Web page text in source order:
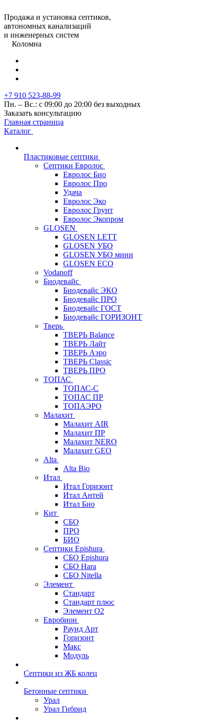
Продажа и установка септиков,
автономных канализаций
и инженерных систем
Коломна
+7 910 523-88-99
Пн. – Вс.: с 09:00 до 20:00 без выходных
Заказать консультацию
Главная страница
Каталог
Пластиковые септики
Септики Евролос
Евролос Био
Евролос Про
Удача
Евролос Эко
Евролос Грунт
Евролос Экопром
GLOSEN
GLOSEN LETT
GLOSEN УБО
GLOSEN УБО мини
GLOSEN ECO
Vodanoff
Биодевайс
Биодевайс ЭКО
Биодевайс ПРО
Биодевайс ГОСТ
Биодевайс ГОРИЗОНТ
Тверь
ТВЕРЬ Balance
ТВЕРЬ Лайт
ТВЕРЬ Аэро
ТВЕРЬ Classic
ТВЕРЬ ПРО
ТОПАС
ТОПАС-С
ТОПАС ПР
ТОПАЭРО
Малахит
Малахит AIR
Малахит ПР
Малахит NERO
Малахит GEO
Alta
Alta Bio
Итал
Итал Горизонт
Итал Антей
Итал Био
Кит
СБО
ПРО
БИО
Септики Epishura
СБО Epishura
СБО Hara
СБО Nitella
Элемент
Стандарт
Стандарт плюс
Элемент О2
Евробион
Раунд Арт
Горизонт
Макс
Модуль
Септики из ЖБ колец
Бетонные септики
Урал
Урал Гибрид